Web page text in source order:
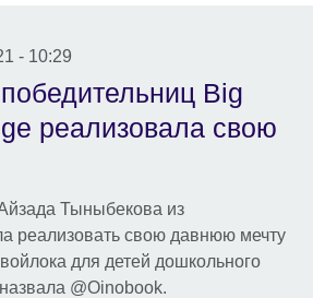
- 10:29
Big
реализовала свою
Тыныбекова из
реализовать свою давнюю мечту
для детей дошкольного
@Oinobook.